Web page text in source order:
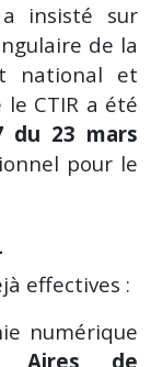
insisté sur
de la
national et
CTIR a été
du 23 mars
pour le
effectives :
numérique
Aires de